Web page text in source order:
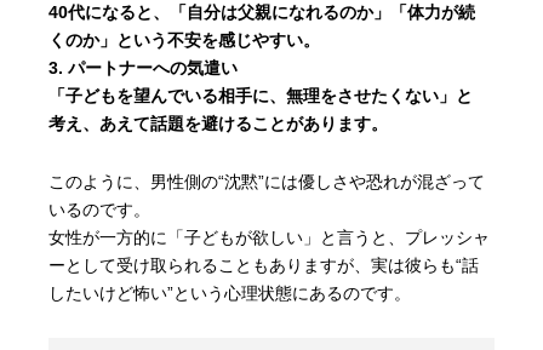
40代になると、「自分は父親になれるのか」「体力が続
くのか」という不安を感じやすい。
パートナーへの気遣い
「子どもを望んでいる相手に、無理をさせたくない」と
考え、あえて話題を避けることがあります。
このように、男性側の“沈黙”には優しさや恐れが混ざって
いるのです。
女性が一方的に「子どもが欲しい」と言うと、プレッシャ
ーとして受け取られることもありますが、実は彼らも“話
したいけど怖い”という心理状態にあるのです。